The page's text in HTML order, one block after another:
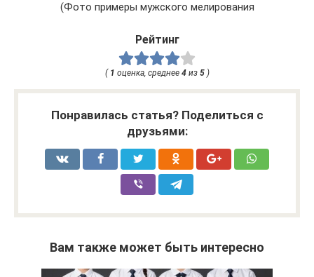
(Фото примеры мужского мелирования
Рейтинг
( 1 оценка, среднее 4из 5)
Понравилась статья? Поделиться с
друзьями:
Вам также может быть интересно